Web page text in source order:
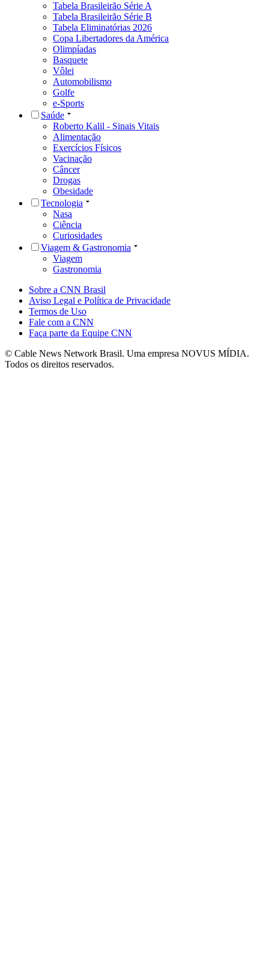
Tabela Brasileirão Série A
Tabela Brasileirão Série B
Tabela Eliminatórias 2026
Copa Libertadores da América
Olimpíadas
Basquete
Vôlei
Automobilismo
Golfe
e-Sports
Saúde
Roberto Kalil - Sinais Vitais
Alimentação
Exercícios Físicos
Vacinação
Câncer
Drogas
Obesidade
Tecnologia
Nasa
Ciência
Curiosidades
Viagem & Gastronomia
Viagem
Gastronomia
Sobre a CNN Brasil
Aviso Legal e Política de Privacidade
Termos de Uso
Fale com a CNN
Faça parte da Equipe CNN
© Cable News Network Brasil. Uma empresa NOVUS MÍDIA.
Todos os direitos reservados.